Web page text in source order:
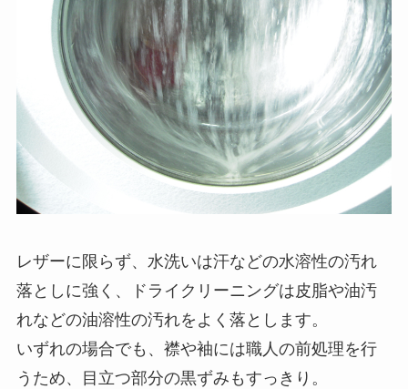
レザーに限らず、水洗いは汗などの水溶性の汚れ
落としに強く、ドライクリーニングは皮脂や油汚
れなどの油溶性の汚れをよく落とします。
いずれの場合でも、襟や袖には職人の前処理を行
うため、目立つ部分の黒ずみもすっきり。